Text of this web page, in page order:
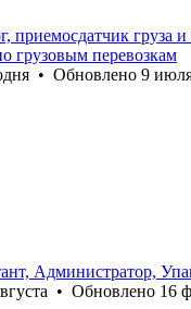
приемосдатчик груза и
грузовым перевозкам
• Обновлено 9
Администратор,
• Обновлено 16